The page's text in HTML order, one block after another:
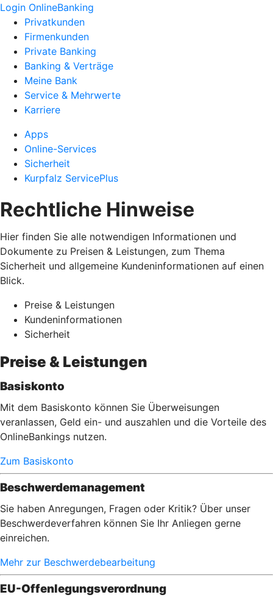
Login OnlineBanking
Privatkunden
Firmenkunden
Private Banking
Banking & Verträge
Meine Bank
Service & Mehrwerte
Karriere
Apps
Online-Services
Sicherheit
Kurpfalz ServicePlus
Rechtliche Hinweise
Hier finden Sie alle notwendigen Informationen und
Dokumente zu Preisen & Leistungen, zum Thema
Sicherheit und allgemeine Kundeninformationen auf einen
Blick.
Preise & Leistungen
Kundeninformationen
Sicherheit
Preise & Leistungen
Basiskonto
Mit dem Basiskonto können Sie Überweisungen
veranlassen, Geld ein- und auszahlen und die Vorteile des
OnlineBankings nutzen.
Zum Basiskonto
Beschwerdemanagement
Sie haben Anregungen, Fragen oder Kritik? Über unser
Beschwerdeverfahren können Sie Ihr Anliegen gerne
einreichen.
Mehr zur Beschwerdebearbeitung
EU-Offenlegungsverordnung